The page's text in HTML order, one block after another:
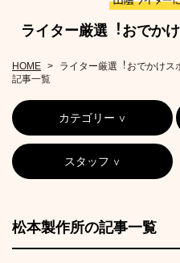
ライター厳選︕おでか
HOME ライター厳選︕おでかけス
記事一覧
カテゴリー
スタッフ
松本製作所の記事一覧